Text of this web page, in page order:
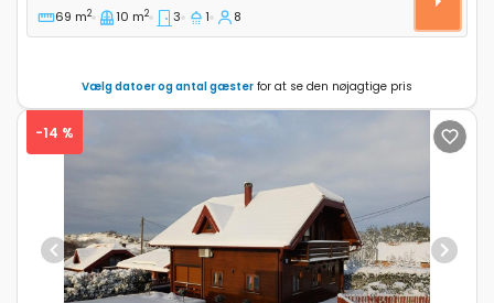
69 m2 10 m2 3 1 8
Vælg datoer og antal gæster for at se den nøjagtige pris
Previous Next
-14 %